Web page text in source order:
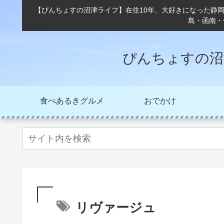
【ぴんちょすの沼津ライフ】在住10年、大好きになった
島・函南
ぴんちょすの
食べあるきグルメ おでかけ
リヴァージュ